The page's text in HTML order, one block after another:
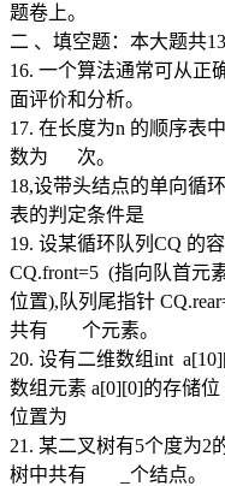
题卷上。
二 、填空题：本大题共
16. 一个算法通常可从
面评价和分析。
17. 在长度为n 的顺序表
数为 次。
18,设带头结点的单向循
表的判定条件是
19. 设某循环队列CQ 的
CQ.front=5 (指向队首元
位置),队列尾指针
共有 个元素。
20. 设有二维数组int
数组元素 a[0][0]的存储
位置为
21. 某二叉树有5个度为2
树中共有 _个结点。